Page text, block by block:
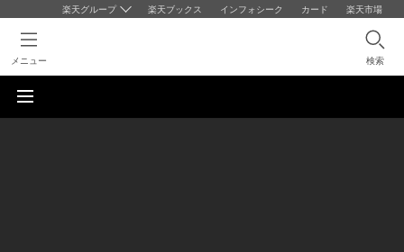
楽天グループ 楽天ブックス インフォシーク カード 楽天市場
メニュー 検索